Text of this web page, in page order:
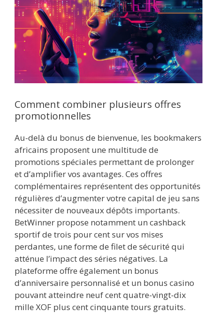
Comment combiner plusieurs offres
promotionnelles
Au-delà du bonus de bienvenue, les bookmakers
africains proposent une multitude de
promotions spéciales permettant de prolonger
et d’amplifier vos avantages. Ces offres
complémentaires représentent des opportunités
régulières d’augmenter votre capital de jeu sans
nécessiter de nouveaux dépôts importants.
BetWinner propose notamment un cashback
sportif de trois pour cent sur vos mises
perdantes, une forme de filet de sécurité qui
atténue l’impact des séries négatives. La
plateforme offre également un bonus
d’anniversaire personnalisé et un bonus casino
pouvant atteindre neuf cent quatre-vingt-dix
mille XOF plus cent cinquante tours gratuits.